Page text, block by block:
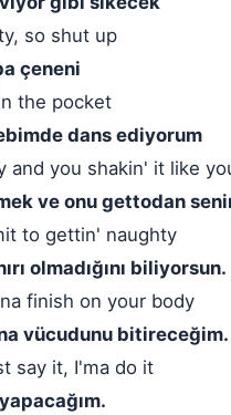
so shut up
çeneni
the pocket
dans ediyorum
and you shakin' it like
ve onu gettodan
to gettin' naughty
olmadığını biliyorsun.
finish on your body
vücudunu bitireceğim.
say it, I'ma do it